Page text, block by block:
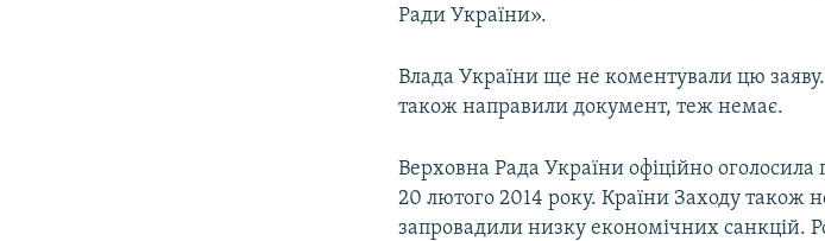
Ради України».
Влада України ще не коментували цю заяву.
також направили документ, теж немає.
Верховна Рада України офіційно
20 лютого 2014 року. Країни Заходу також
запровадили низку економічних санкцій.